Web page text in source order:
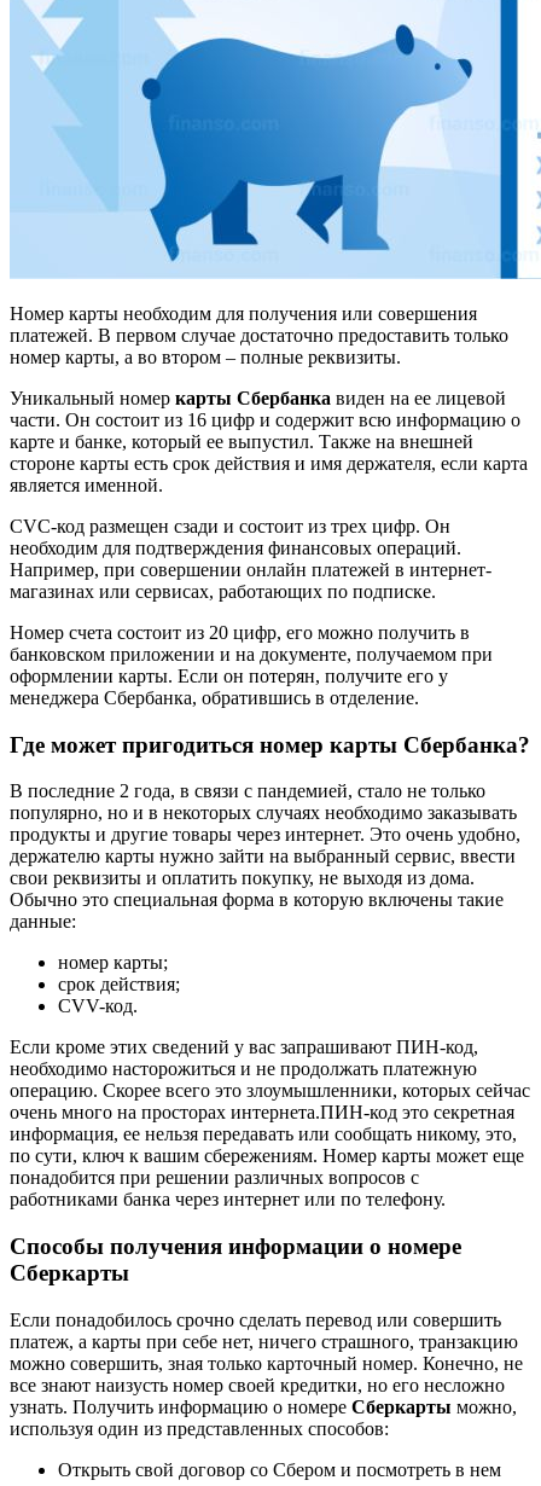
Номер карты необходим для получения или совершения
платежей. В первом случае достаточно предоставить только
номер карты, а во втором – полные реквизиты.
Уникальный номер карты Сбербанка виден на ее лицевой
части. Он состоит из 16 цифр и содержит всю информацию о
карте и банке, который ее выпустил. Также на внешней
стороне карты есть срок действия и имя держателя, если карта
является именной.
CVC-код размещен сзади и состоит из трех цифр. Он
необходим для подтверждения финансовых операций.
Например, при совершении онлайн платежей в интернет-
магазинах или сервисах, работающих по подписке.
Номер счета состоит из 20 цифр, его можно получить в
банковском приложении и на документе, получаемом при
оформлении карты. Если он потерян, получите его у
менеджера Сбербанка, обратившись в отделение.
Где может пригодиться номер карты Сбербанка?
В последние 2 года, в связи с пандемией, стало не только
популярно, но и в некоторых случаях необходимо заказывать
продукты и другие товары через интернет. Это очень удобно,
держателю карты нужно зайти на выбранный сервис, ввести
свои реквизиты и оплатить покупку, не выходя из дома.
Обычно это специальная форма в которую включены такие
данные:
номер карты;
срок действия;
CVV-код.
Если кроме этих сведений у вас запрашивают ПИН-код,
необходимо насторожиться и не продолжать платежную
операцию. Скорее всего это злоумышленники, которых сейчас
очень много на просторах интернета.ПИН-код это секретная
информация, ее нельзя передавать или сообщать никому, это,
по сути, ключ к вашим сбережениям. Номер карты может еще
понадобится при решении различных вопросов с
работниками банка через интернет или по телефону.
Способы получения информации о номере
Сберкарты
Если понадобилось срочно сделать перевод или совершить
платеж, а карты при себе нет, ничего страшного, транзакцию
можно совершить, зная только карточный номер. Конечно, не
все знают наизусть номер своей кредитки, но его несложно
узнать. Получить информацию о номере Сберкарты можно,
используя один из представленных способов:
Открыть свой договор со Сбером и посмотреть в нем